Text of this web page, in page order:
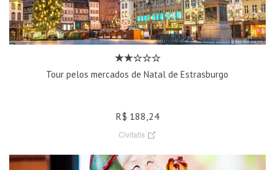
Tour pelos mercados de Natal de Estrasburgo
R$ 188,24
Civitatis